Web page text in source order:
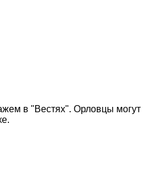
в "Вестях". Орловцы могут